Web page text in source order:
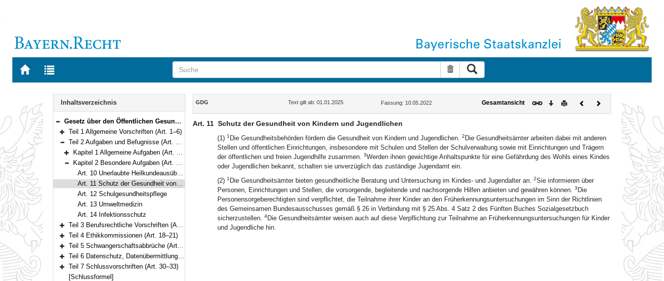
Zur
BAYERN.RECHT
Zur
letzten
Suche zurücksetzen
Navigation
Inhaltsverzeichnis
Bereich reduzieren
Gesetz über den Öffentlichen Gesundheitsdienst (Gesundheitsdienstgesetz – GDG) Vom 10. Mai 2022 (GVBl. S. 182) BayRS 2120-12-G (Art. 1–33)
Bereich erweitern
Teil 1 Allgemeine Vorschriften (Art. 1–6)
Bereich reduzieren
Teil 2 Aufgaben und Befugnisse (Art. 7–14)
Bereich erweitern
Kapitel 1 Allgemeine Aufgaben (Art. 7–9)
Bereich reduzieren
Kapitel 2 Besondere Aufgaben (Art. 10–14)
Art. 10 Unerlaubte Heilkundeausübung, Versicherungs- und Anzeigepflichten
Art. 11 Schutz der Gesundheit von Kindern und Jugendlichen
Art. 12 Schulgesundheitspflege
Art. 13 Umweltmedizin
Art. 14 Infektionsschutz
Bereich erweitern
Teil 3 Berufsrechtliche Vorschriften (Art. 15–17)
Bereich erweitern
Teil 4 Ethikkommissionen (Art. 18–21)
Bereich erweitern
Teil 5 Schwangerschaftsabbrüche (Art. 22–26)
Bereich erweitern
Teil 6 Datenschutz, Datenübermittlung (Art. 27–29)
Bereich erweitern
Teil 7 Schlussvorschriften (Art. 30–33)
[Schlussformel]
Inhalt
GDG Text gilt ab: 01.01.2025 Fassung: 10.05.2022 Gesamtansicht Download
DruckenVorherigesNächstes
Dokument
Art. 11 Schutz der Gesundheit von Kindern und Jugendlichen
(1) 1 Die Gesundheitsbehörden fördern die Gesundheit von Kindern und Jugendlichen. 2 Die Gesundheitsämter arbeiten dabei mit anderen
Stellen und öffentlichen Einrichtungen, insbesondere mit Schulen und Stellen der Schulverwaltung sowie mit Einrichtungen und Trägern
der öffentlichen und freien Jugendhilfe zusammen. 3Werden ihnen gewichtige Anhaltspunkte für eine Gefährdung des Wohls eines Kindes
oder Jugendlichen bekannt, schalten sie unverzüglich das zuständige Jugendamt ein.
(2) 1 Die Gesundheitsämter bieten gesundheitliche Beratung und Untersuchung im Kindes- und Jugendalter an. 2Sie informieren über
Personen, Einrichtungen und Stellen, die vorsorgende, begleitende und nachsorgende Hilfen anbieten und gewähren können. 3 Die
Personensorgeberechtigten sind verpflichtet, die Teilnahme ihrer Kinder an den Früherkennungsuntersuchungen im Sinn der Richtlinien
des Gemeinsamen Bundesausschusses gemäß § 26 in Verbindung mit § 25 Abs. 4 Satz 2 des Fünften Buches Sozialgesetzbuch
sicherzustellen. 4Die Gesundheitsämter weisen auch auf diese Verpflichtung zur Teilnahme an Früherkennungsuntersuchungen für Kinder
und Jugendliche hin.